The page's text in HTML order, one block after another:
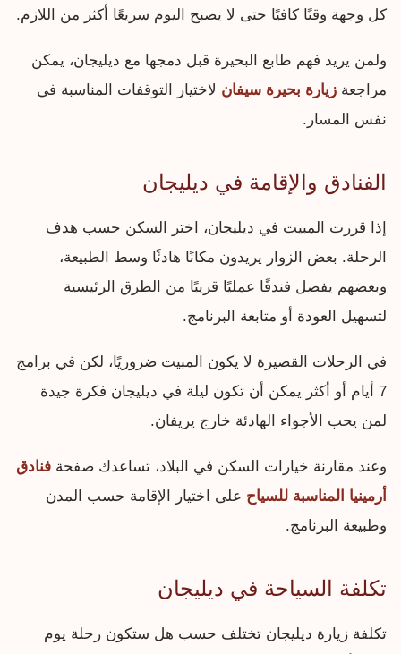
كل وجهة وقتًا كافيًا حتى لا يصبح اليوم سريعًا أكثر من اللازم.
ولمن يريد فهم طابع البحيرة قبل دمجها مع ديليجان، يمكن
مراجعة زيارة بحيرة سيفان لاختيار التوقفات المناسبة في
نفس المسار.
الفنادق والإقامة في ديليجان
إذا قررت المبيت في ديليجان، اختر السكن حسب هدف
الرحلة. بعض الزوار يريدون مكانًا هادئًا وسط الطبيعة،
وبعضهم يفضل فندقًا عمليًا قريبًا من الطرق الرئيسية
لتسهيل العودة أو متابعة البرنامج.
في الرحلات القصيرة لا يكون المبيت ضروريًا، لكن في برامج
7 أيام أو أكثر يمكن أن تكون ليلة في ديليجان فكرة جيدة
لمن يحب الأجواء الهادئة خارج يريفان.
وعند مقارنة خيارات السكن في البلاد، تساعدك صفحة فنادق
أرمينيا المناسبة للسياح على اختيار الإقامة حسب المدن
وطبيعة البرنامج.
تكلفة السياحة في ديليجان
تكلفة زيارة ديليجان تختلف حسب هل ستكون رحلة يوم